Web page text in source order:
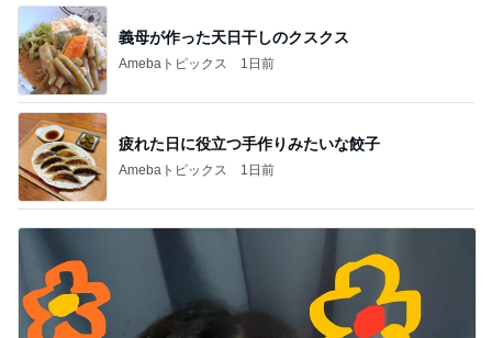
義母が作った天日干しのクスクス
Amebaトピックス 1日前
疲れた日に役立つ手作りみたいな餃子
Amebaトピックス 1日前